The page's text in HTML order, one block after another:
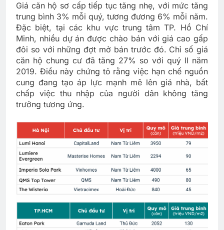
Giá căn hộ sơ cấp tiếp tục tăng nhẹ, với mức tăng
trung bình 3% mỗi quý, tương đương 6% mỗi năm.
Đặc biệt, tại các khu vực trung tâm TP. Hồ Chí
Minh, nhiều dự án được chào bán với giá cao gấp
đôi so với những đợt mở bán trước đó. Chỉ số giá
căn hộ chung cư đã tăng 27% so với quý II năm
2019. Điều này chứng tỏ rằng việc hạn chế nguồn
cung đang tạo áp lực mạnh mẽ lên giá nhà, bất
chấp việc thu nhập của người dân không tăng
trưởng tương ứng.